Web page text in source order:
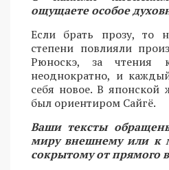
ощущаете особое
Если брать прозу, то
степени повлияли
Рюноскэ, за чтения
неоднократно, и
себя новое. В японской
был ориентиром Сайгё.
Ваши тексты
миру внешнему или к
сокрытому от прямого